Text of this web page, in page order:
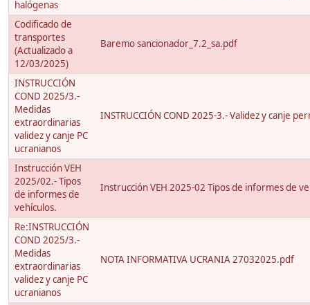
halógenas
Codificado de
transportes
(Actualizado a
12/03/2025)
Baremo sancionador_7.2_sa.pdf
INSTRUCCIÓN
COND 2025/3.-
Medidas
extraordinarias
validez y canje PC
ucranianos
INSTRUCCIÓN COND 2025-3.- Validez y canje
Instrucción VEH
2025/02.- Tipos
de informes de
vehículos.
Instrucción VEH 2025-02 Tipos de informes de
Re:INSTRUCCIÓN
COND 2025/3.-
Medidas
extraordinarias
validez y canje PC
ucranianos
NOTA INFORMATIVA UCRANIA 27032025.pdf